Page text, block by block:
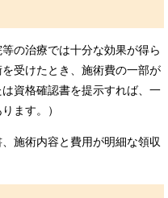
の治療では十分な効果が得ら
受けたとき、施術費の一部が
資格確認書を提示すれば、一
ます。）
施術内容と費用が明細な領収